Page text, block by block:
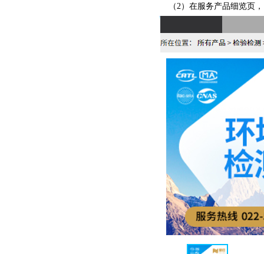
（2）在服务产品细览页，